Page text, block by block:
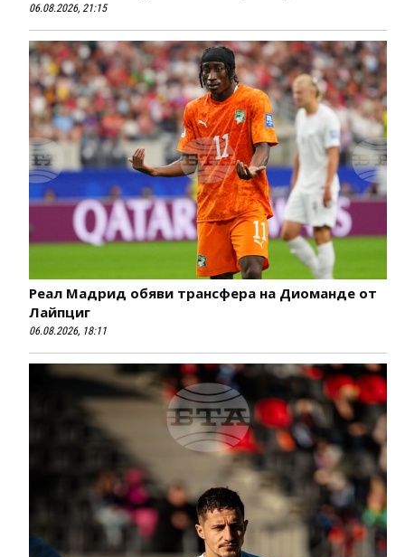
06.08.2026, 21:15
Реал Мадрид обяви трансфера на Диоманде от
Лайпциг
06.08.2026, 18:11